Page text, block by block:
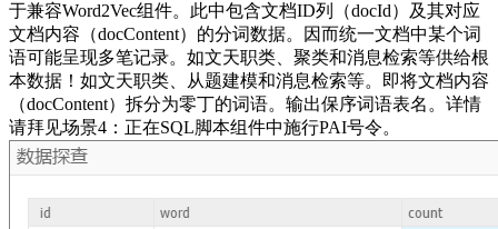
于兼容Word2Vec组件。此中包含文档ID列（docId）及其对应
文档内容（docContent）的分词数据。因而统一文档中某个词
语可能呈现多笔记录。如文天职类、聚类和消息检索等供给根
本数据！如文天职类、从题建模和消息检索等。即将文档内容
（docContent）拆分为零丁的词语。输出保序词语表名。详情
请拜见场景4：正在SQL脚本组件中施行PAI号令。